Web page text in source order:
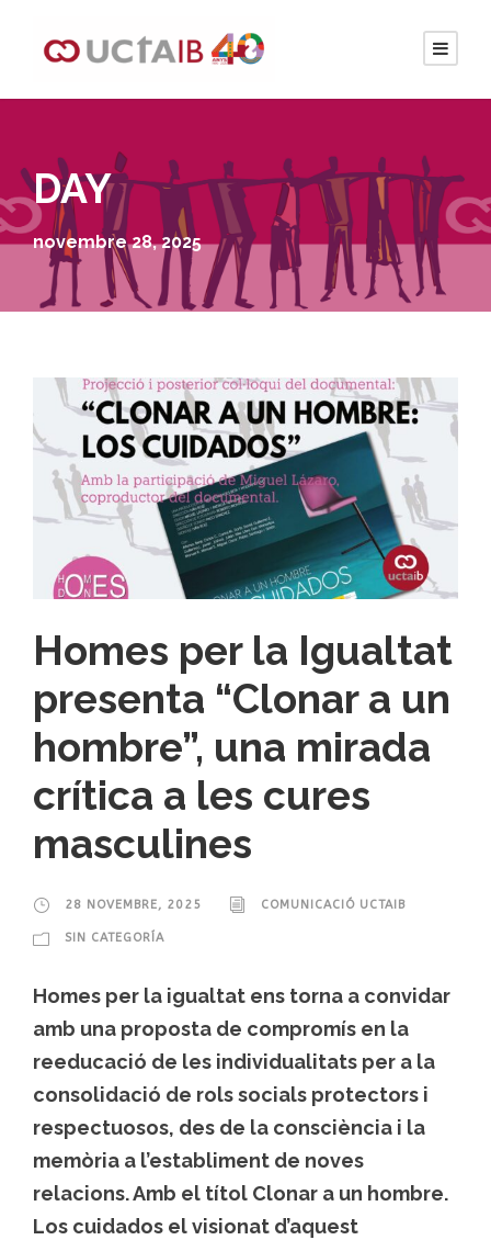
DAY
novembre 28, 2025
Homes per la Igualtat
presenta “Clonar a un
hombre”, una mirada
crítica a les cures
masculines
28 NOVEMBRE, 2025 COMUNICACIÓ UCTAIB
SIN CATEGORÍA
Homes per la igualtat ens torna a convidar
amb una proposta de compromís en la
reeducació de les individualitats per a la
consolidació de rols socials protectors i
respectuosos, des de la consciència i la
memòria a l’establiment de noves
relacions. Amb el títol Clonar a un hombre.
Los cuidados el visionat d’aquest